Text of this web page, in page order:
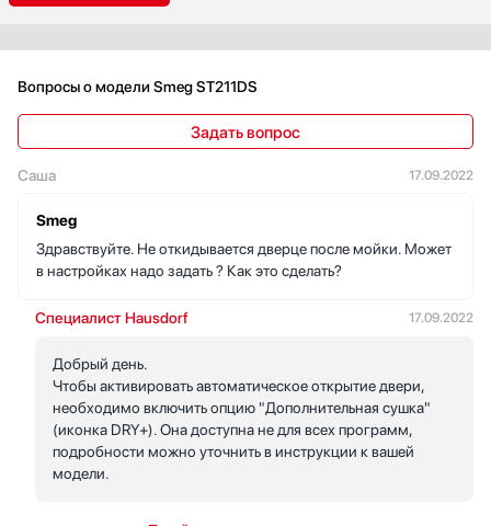
Вопросы о модели Smeg ST211DS
Задать вопрос
Саша 17.09.2022
Smeg
Здравствуйте. Не откидывается дверце после мойки. Может
в настройках надо задать ? Как это сделать?
Специалист Hausdorf 17.09.2022
Добрый день.
Чтобы активировать автоматическое открытие двери,
необходимо включить опцию "Дополнительная сушка"
(иконка DRY+). Она доступна не для всех программ,
подробности можно уточнить в инструкции к вашей
модели.